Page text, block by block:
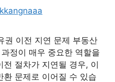
kkangnaaa
권 이전 지연 문제 부동산
정이 매우 중요한 역할을
절차가 지연될 경우, 이
환 문제로 이어질 수 있습